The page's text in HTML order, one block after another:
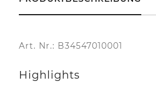
Art. Nr.: B34547010001
Highlights